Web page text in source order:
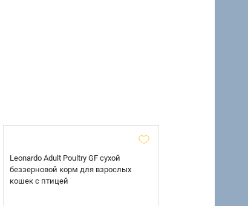
Leonardo Adult Poultry GF сухой
беззерновой корм для взрослых
кошек с птицей